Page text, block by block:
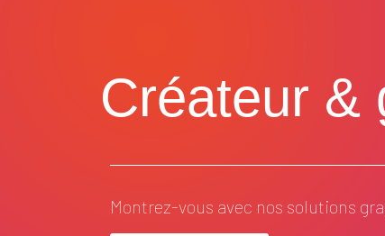
Créateur &
Montrez-vous avec nos solutions